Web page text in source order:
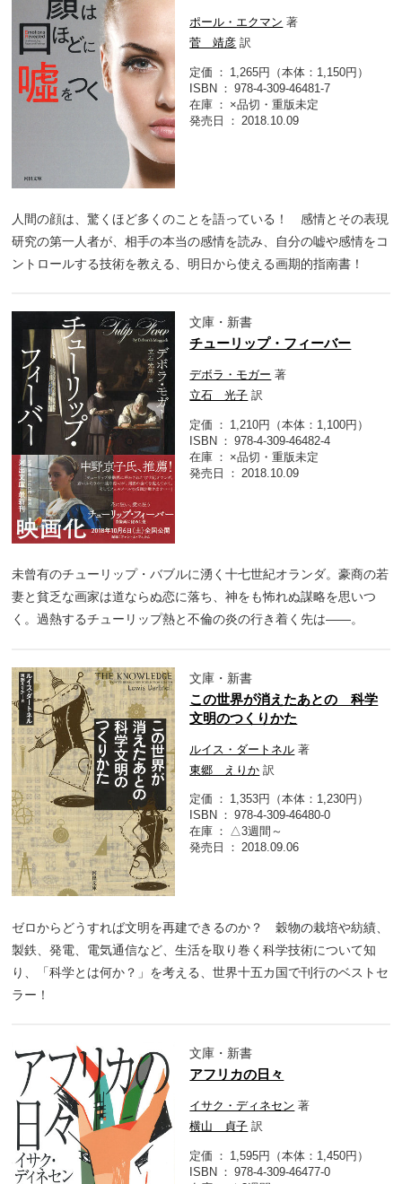
ポール・エクマン 著
菅 靖彦 訳
定価
1,265円（本体：1,150円）
ISBN
978-4-309-46481-7
在庫
×品切・重版未定
発売日
2018.10.09
人間の顔は、驚くほど多くのことを語っている！ 感情とその表現
研究の第一人者が、相手の本当の感情を読み、自分の嘘や感情をコ
ントロールする技術を教える、明日から使える画期的指南書！
文庫・新書
チューリップ・フィーバー
デボラ・モガー 著
立石 光子 訳
定価
1,210円（本体：1,100円）
ISBN
978-4-309-46482-4
在庫
×品切・重版未定
発売日
2018.10.09
未曾有のチューリップ・バブルに湧く十七世紀オランダ。豪商の若
妻と貧乏な画家は道ならぬ恋に落ち、神をも怖れぬ謀略を思いつ
く。過熱するチューリップ熱と不倫の炎の行き着く先は――。
文庫・新書
この世界が消えたあとの 科学
文明のつくりかた
ルイス・ダートネル 著
東郷 えりか 訳
定価
1,353円（本体：1,230円）
ISBN
978-4-309-46480-0
在庫
△3週間～
発売日
2018.09.06
ゼロからどうすれば文明を再建できるのか？ 穀物の栽培や紡績、
製鉄、発電、電気通信など、生活を取り巻く科学技術について知
り、「科学とは何か？」を考える、世界十五カ国で刊行のベストセ
ラー！
文庫・新書
アフリカの日々
イサク・ディネセン 著
横山 貞子 訳
定価
1,595円（本体：1,450円）
ISBN
978-4-309-46477-0